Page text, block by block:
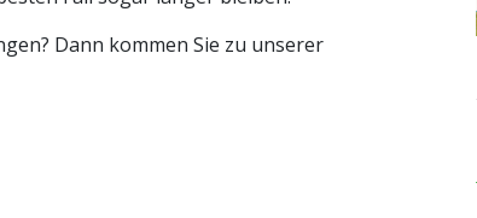
Dann kommen Sie zu unserer